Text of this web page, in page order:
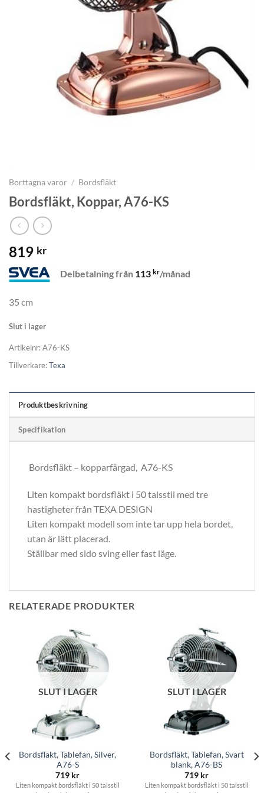
Borttagna varor / Bordsfläkt
Bordsfläkt, Koppar, A76-KS
819 kr
Delbetalning från 113 kr/månad
35 cm
Slut i lager
Artikelnr:A76-KS
Tillverkare:Texa
Produktbeskrivning
Specifikation
Bordsfläkt – kopparfärgad, A76-KS
Liten kompakt bordsfläkt i 50 talsstil med tre
hastigheter från TEXA DESIGN
Liten kompakt modell som inte tar upp hela bordet,
utan är lätt placerad.
Ställbar med sido sving eller fast läge.
RELATERADE PRODUKTER
SLUT I LAGER
Bordsfläkt, Tablefan, Silver,
A76-S
719 kr
Liten kompakt bordsfläkt i 50 talsstil
SLUT I LAGER
Bordsfläkt, Tablefan, Svart
blank, A76-BS
719 kr
Liten kompakt bordsfläkt i 50 talsstil